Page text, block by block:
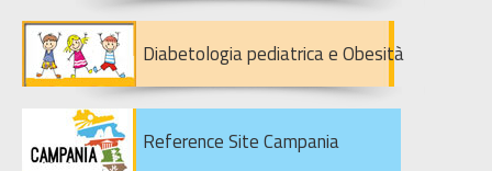
Diabetologia pediatrica e Obesità
Reference Site Campania